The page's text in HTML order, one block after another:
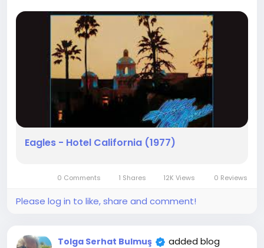
Eagles - Hotel California (1977)
0 Comments 1 Shares 12K Views 0 Reviews
Please log in to like, share and comment!
Tolga Serhat Bulmuş added blog